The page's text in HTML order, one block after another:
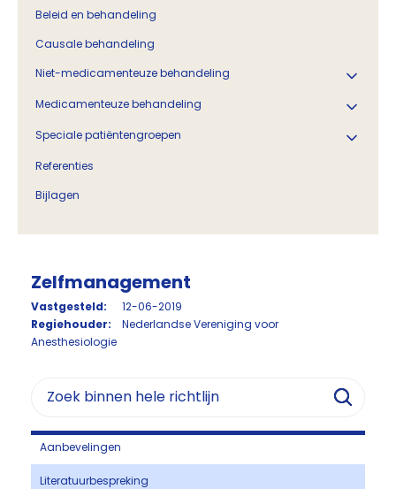
Beleid en behandeling
Causale behandeling
Niet-medicamenteuze behandeling
Medicamenteuze behandeling
Speciale patiëntengroepen
Referenties
Bijlagen
Zelfmanagement
Vastgesteld:
12-06-2019
Regiehouder:
Nederlandse Vereniging voor
Anesthesiologie
Aanbevelingen
Literatuurbespreking